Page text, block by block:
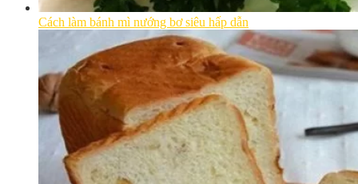
Cách làm bánh mì nướng bơ siêu hấp dẫn